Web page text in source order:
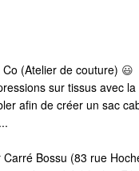
Co (Atelier de couture) 😃
sur tissus avec
afin de créer un sac
Bossu (83 rue